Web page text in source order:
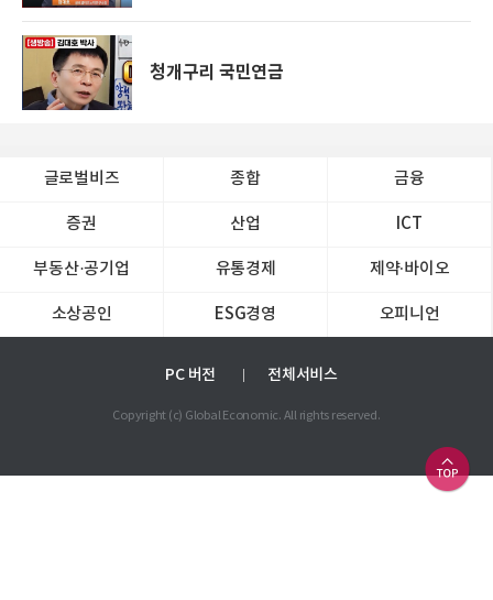
청개구리 국민연금
글로벌비즈 종합 금융
증권 산업 ICT
부동산·공기업 유통경제 제약∙바이오
소상공인 ESG경영 오피니언
PC 버전 전체서비스
Copyright (c) Global Economic. All rights reserved.